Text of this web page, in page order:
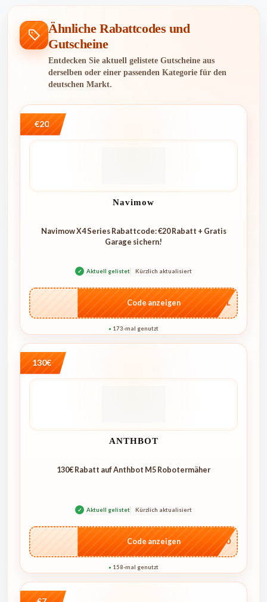
Ähnliche Rabattcodes und
Gutscheine
Entdecken Sie aktuell gelistete Gutscheine aus
derselben oder einer passenden Kategorie für den
deutschen Markt.
€20
Navimow
Navimow X4 Series Rabattcode: €20 Rabatt + Gratis
Garage sichern!
✓ Aktuell gelistet Kürzlich aktualisiert
…4KL
Code anzeigen
● 173-mal genutzt
130€
ANTHBOT
130€ Rabatt auf Anthbot M5 Robotermäher
✓ Aktuell gelistet Kürzlich aktualisiert
…E250
Code anzeigen
● 158-mal genutzt